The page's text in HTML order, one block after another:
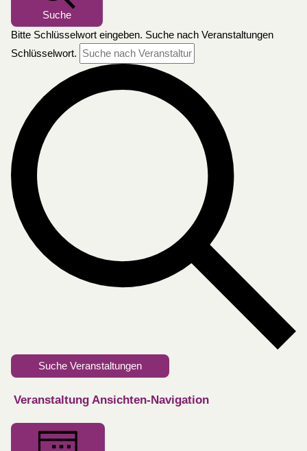
Suche
Bitte Schlüsselwort eingeben. Suche nach Veranstaltungen
Schlüsselwort.
Suche Veranstaltungen
Veranstaltung Ansichten-Navigation